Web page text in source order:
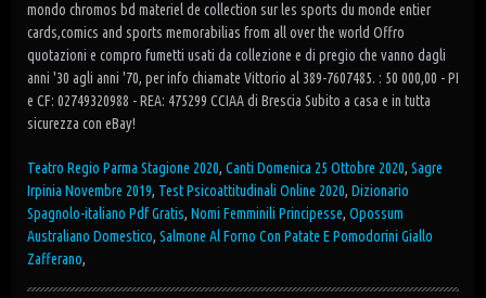
mondo chromos bd materiel de collection sur les sports du monde entier
cards,comics and sports memorabilias from all over the world Offro
quotazioni e compro fumetti usati da collezione e di pregio che vanno dagli
anni '30 agli anni '70, per info chiamate Vittorio al 389-7607485. : 50 000,00 - PI
e CF: 02749320988 - REA: 475299 CCIAA di Brescia Subito a casa e in tutta
sicurezza con eBay!
Teatro Regio Parma Stagione 2020, Canti Domenica 25 Ottobre 2020, Sagre
Irpinia Novembre 2019, Test Psicoattitudinali Online 2020, Dizionario
Spagnolo-italiano Pdf Gratis, Nomi Femminili Principesse, Opossum
Australiano Domestico, Salmone Al Forno Con Patate E Pomodorini Giallo
Zafferano,